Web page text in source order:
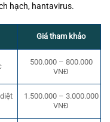
hạch, hantavirus.
Giá tham khảo
500.000 – 800.000
VNĐ
1.500.000 – 3.000.000
VNĐ